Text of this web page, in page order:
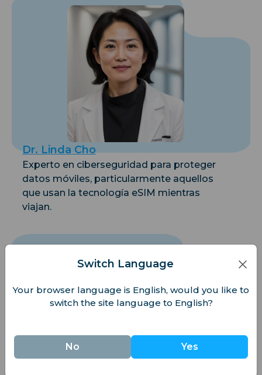
Dr. Linda Cho
Experto en ciberseguridad para proteger
datos móviles, particularmente aquellos
que usan la tecnología eSIM mientras
viajan.
Switch Language
Your browser language is English, would you like to
switch the site language to English?
No Yes